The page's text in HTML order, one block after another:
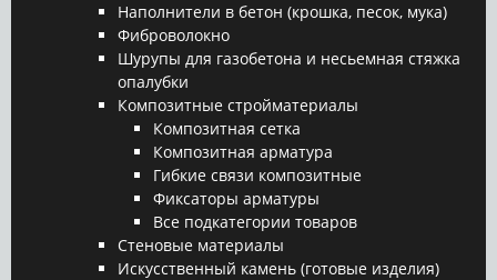
Наполнители в бетон (крошка, песок, мука)
Фиброволокно
Шурупы для газобетона и несьемная стяжка
опалубки
Композитные стройматериалы
Композитная сетка
Композитная арматура
Гибкие связи композитные
Фиксаторы арматуры
Все подкатегории товаров
Стеновые материалы
Искусственный камень (готовые изделия)